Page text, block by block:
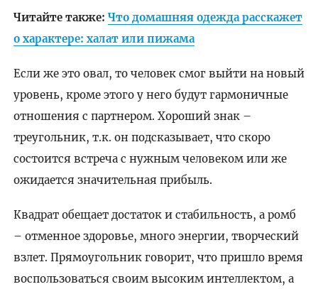
Читайте также: Что домашняя одежда расскажет
о характере: халат или пижама
Если же это овал, то человек смог выйти на новый
уровень, кроме этого у него будут гармоничные
отношения с партнером. Хороший знак –
треугольник, т.к. он подсказывает, что скоро
состоится встреча с нужным человеком или же
ожидается значительная прибыль.
Квадрат обещает достаток и стабильность, а ромб
– отменное здоровье, много энергии, творческий
взлет. Прямоугольник говорит, что пришло время
воспользоваться своим высоким интеллектом, а